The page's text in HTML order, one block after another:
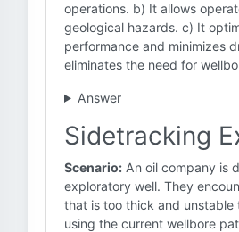
operations. b) It allows
geological hazards. c) It
performance and minimizes
eliminates the need for
Answer
Sidetracking
Scenario: An oil company is
exploratory well. They
that is too thick and unstable
using the current wellbore